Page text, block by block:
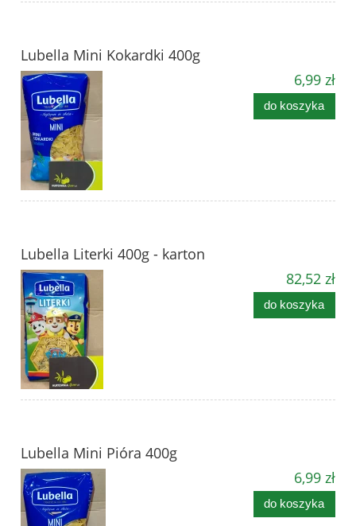
Lubella Mini Kokardki 400g
6,99 zł
do koszyka
Lubella Literki 400g - karton
82,52 zł
do koszyka
Lubella Mini Pióra 400g
6,99 zł
do koszyka